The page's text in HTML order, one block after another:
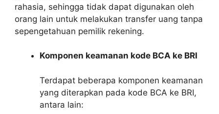
rahasia, sehingga tidak dapat digunakan oleh
orang lain untuk melakukan transfer uang tanpa
sepengetahuan pemilik rekening.
Komponen keamanan kode BCA ke BRI
Terdapat beberapa komponen keamanan
yang diterapkan pada kode BCA ke BRI,
antara lain: